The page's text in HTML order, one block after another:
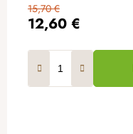
12,60 €
15,70 €